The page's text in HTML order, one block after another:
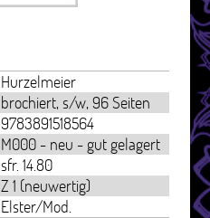
Hurzelmeier
brochiert, s/w, 96 Seiten
9783891518564
M000 - neu - gut gelagert
sfr. 14.80
Z 1 (neuwertig)
Elster/Mod.